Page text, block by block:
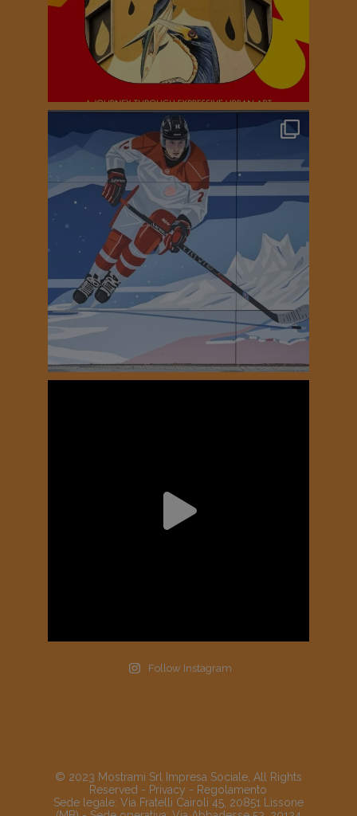
Follow Instagram
© 2023 Mostrami Srl Impresa Sociale, All Rights
Reserved - Privacy - Regolamento
Sede legale: Via Fratelli Cairoli 45, 20851 Lissone